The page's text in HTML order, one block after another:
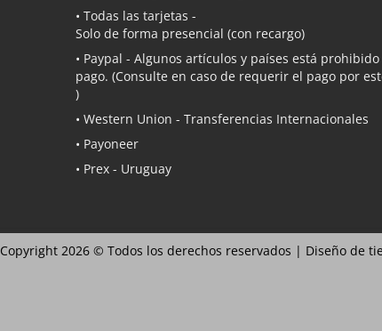
• Todas las tarjetas -
Solo de forma presencial (con recargo)
• Paypal - Algunos artículos y países está prohibido
pago. (Consulte en caso de requerir el pago por
)
• Western Union - Transferencias Internacionales
• Payoneer
• Prex - Uruguay
Copyright 2026 © Todos los derechos reservados | Diseño de